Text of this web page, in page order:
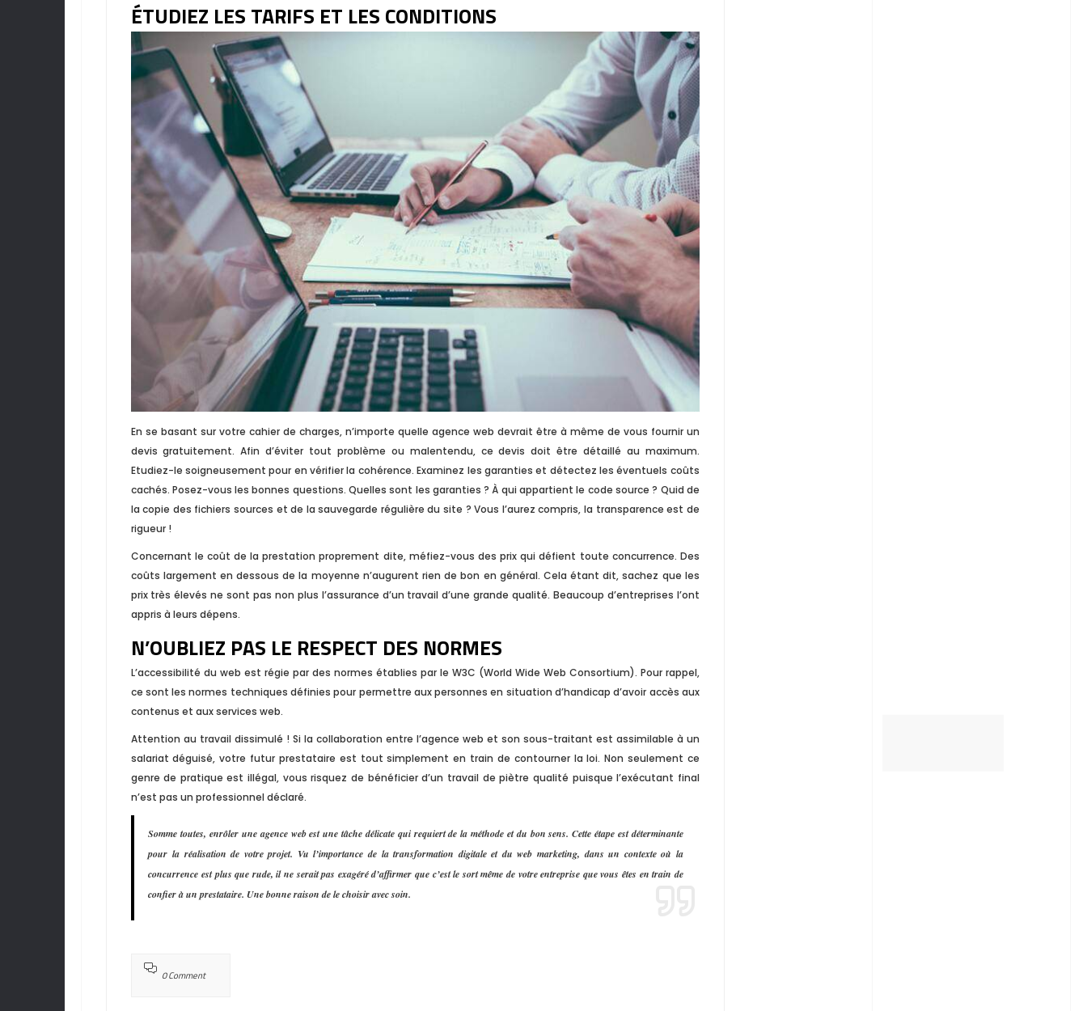
ÉTUDIEZ LES TARIFS ET LES CONDITIONS
En se basant sur votre cahier de charges, n’importe quelle agence web devrait être à même de vous fournir un
devis gratuitement. Afin d’éviter tout problème ou malentendu, ce devis doit être détaillé au maximum.
Etudiez-le soigneusement pour en vérifier la cohérence. Examinez les garanties et détectez les éventuels coûts
cachés. Posez-vous les bonnes questions. Quelles sont les garanties ? À qui appartient le code source ? Quid de
la copie des fichiers sources et de la sauvegarde régulière du site ? Vous l’aurez compris, la transparence est de
rigueur !
Concernant le coût de la prestation proprement dite, méfiez-vous des prix qui défient toute concurrence. Des
coûts largement en dessous de la moyenne n’augurent rien de bon en général. Cela étant dit, sachez que les
prix très élevés ne sont pas non plus l’assurance d’un travail d’une grande qualité. Beaucoup d’entreprises l’ont
appris à leurs dépens.
N’OUBLIEZ PAS LE RESPECT DES NORMES
L’accessibilité du web est régie par des normes établies par le W3C (World Wide Web Consortium). Pour rappel,
ce sont les normes techniques définies pour permettre aux personnes en situation d’handicap d’avoir accès aux
contenus et aux services web.
Attention au travail dissimulé ! Si la collaboration entre l’agence web et son sous-traitant est assimilable à un
salariat déguisé, votre futur prestataire est tout simplement en train de contourner la loi. Non seulement ce
genre de pratique est illégal, vous risquez de bénéficier d’un travail de piètre qualité puisque l’exécutant final
n’est pas un professionnel déclaré.
Somme toutes, enrôler une agence web est une tâche délicate qui requiert de la méthode et du bon sens. Cette étape est déterminante
pour la réalisation de votre projet. Vu l’importance de la transformation digitale et du web marketing, dans un contexte où la
concurrence est plus que rude, il ne serait pas exagéré d’affirmer que c’est le sort même de votre entreprise que vous êtes en train de
confier à un prestataire. Une bonne raison de le choisir avec soin.
0 Comment